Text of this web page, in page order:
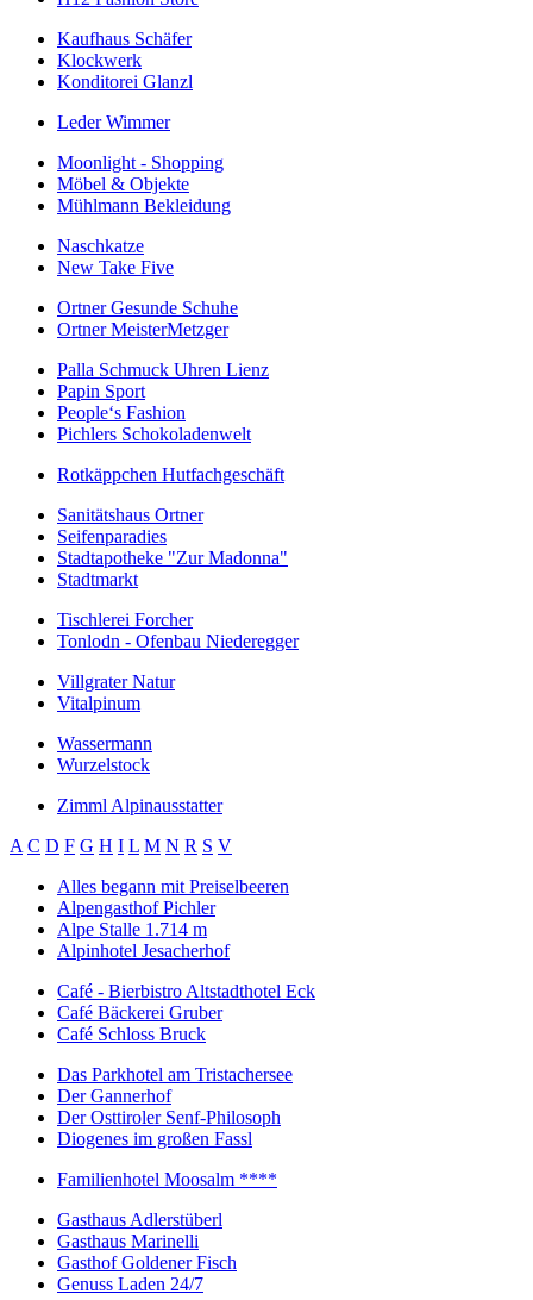
Kaufhaus Schäfer
Klockwerk
Konditorei Glanzl
Leder Wimmer
Moonlight - Shopping
Möbel & Objekte
Mühlmann Bekleidung
Naschkatze
New Take Five
Ortner Gesunde Schuhe
Ortner MeisterMetzger
Palla Schmuck Uhren Lienz
Papin Sport
People‘s Fashion
Pichlers Schokoladenwelt
Rotkäppchen Hutfachgeschäft
Sanitätshaus Ortner
Seifenparadies
Stadtapotheke "Zur Madonna"
Stadtmarkt
Tischlerei Forcher
Tonlodn - Ofenbau Niederegger
Villgrater Natur
Vitalpinum
Wassermann
Wurzelstock
Zimml Alpinausstatter
A C D F G H I L M N R S V
Alles begann mit Preiselbeeren
Alpengasthof Pichler
Alpe Stalle 1.714 m
Alpinhotel Jesacherhof
Café - Bierbistro Altstadthotel Eck
Café Bäckerei Gruber
Café Schloss Bruck
Das Parkhotel am Tristachersee
Der Gannerhof
Der Osttiroler Senf-Philosoph
Diogenes im großen Fassl
Familienhotel Moosalm ****
Gasthaus Adlerstüberl
Gasthaus Marinelli
Gasthof Goldener Fisch
Genuss Laden 24/7